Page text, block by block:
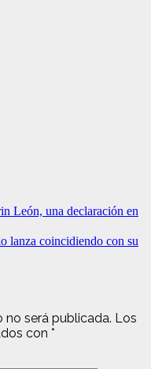
León, una declaración en
lanza coincidiendo con su
será publicada. Los
con *